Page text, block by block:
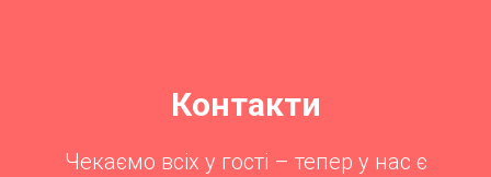
Контакти
Чекаємо всіх у гості – тепер у нас є